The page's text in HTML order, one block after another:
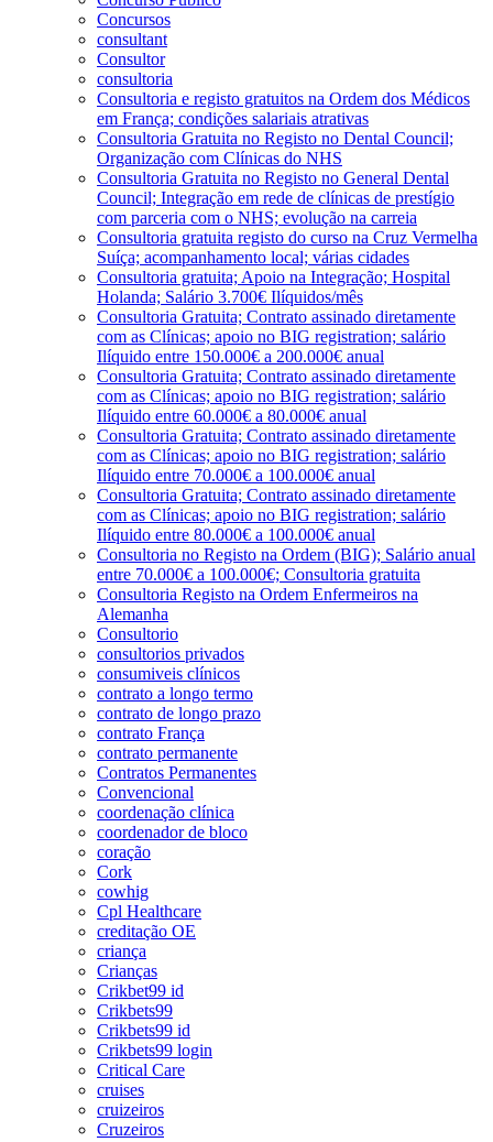
Concursos
consultant
Consultor
consultoria
Consultoria e registo gratuitos na Ordem dos Médicos
em França; condições salariais atrativas
Consultoria Gratuita no Registo no Dental Council;
Organização com Clínicas do NHS
Consultoria Gratuita no Registo no General Dental
Council; Integração em rede de clínicas de prestígio
com parceria com o NHS; evolução na carreia
Consultoria gratuita registo do curso na Cruz Vermelha
Suíça; acompanhamento local; várias cidades
Consultoria gratuita; Apoio na Integração; Hospital
Holanda; Salário 3.700€ Ilíquidos/mês
Consultoria Gratuita; Contrato assinado diretamente
com as Clínicas; apoio no BIG registration; salário
Ilíquido entre 150.000€ a 200.000€ anual
Consultoria Gratuita; Contrato assinado diretamente
com as Clínicas; apoio no BIG registration; salário
Ilíquido entre 60.000€ a 80.000€ anual
Consultoria Gratuita; Contrato assinado diretamente
com as Clínicas; apoio no BIG registration; salário
Ilíquido entre 70.000€ a 100.000€ anual
Consultoria Gratuita; Contrato assinado diretamente
com as Clínicas; apoio no BIG registration; salário
Ilíquido entre 80.000€ a 100.000€ anual
Consultoria no Registo na Ordem (BIG); Salário anual
entre 70.000€ a 100.000€; Consultoria gratuita
Consultoria Registo na Ordem Enfermeiros na
Alemanha
Consultorio
consultorios privados
consumiveis clínicos
contrato a longo termo
contrato de longo prazo
contrato França
contrato permanente
Contratos Permanentes
Convencional
coordenação clínica
coordenador de bloco
coração
Cork
cowhig
Cpl Healthcare
creditação OE
criança
Crianças
Crikbet99 id
Crikbets99
Crikbets99 id
Crikbets99 login
Critical Care
cruises
cruizeiros
Cruzeiros